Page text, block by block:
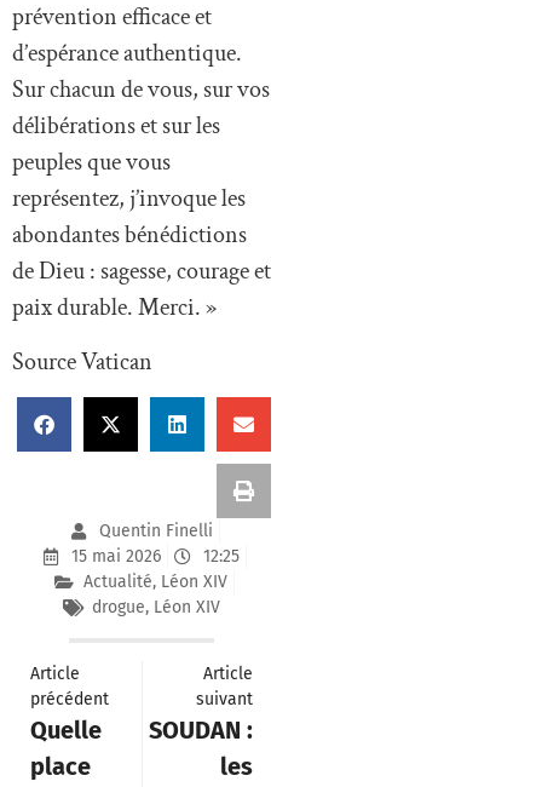
prévention efficace et
d’espérance authentique.
Sur chacun de vous, sur vos
délibérations et sur les
peuples que vous
représentez, j’invoque les
abondantes bénédictions
de Dieu : sagesse, courage et
paix durable. Merci. »
Source Vatican
Quentin Finelli
15 mai 2026
12:25
Actualité, Léon XIV
drogue, Léon XIV
Article
précédent
Quelle
place
Article
suivant
SOUDAN :
les